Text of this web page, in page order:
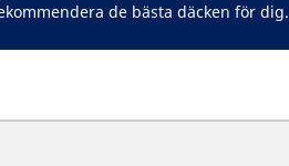
de bästa däcken för dig.